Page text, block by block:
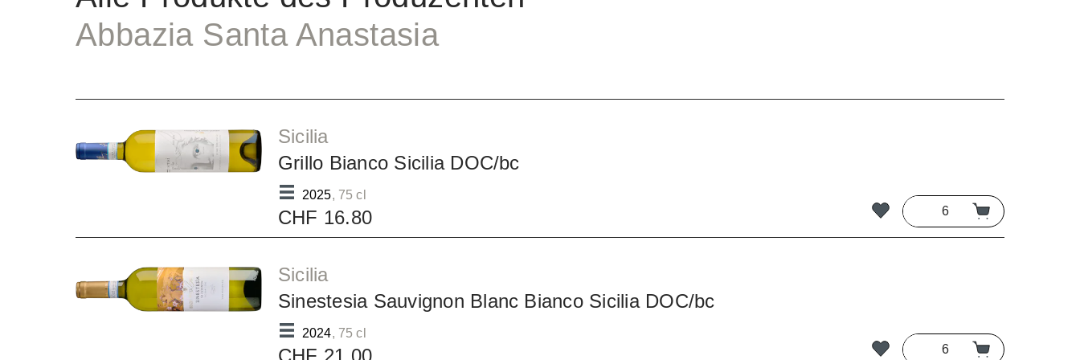
Abbazia Santa Anastasia
Sicilia
Grillo Bianco Sicilia DOC/bc
2025, 75 cl
CHF 16.80
Sicilia
Sinestesia Sauvignon Blanc Bianco Sicilia DOC/bc
2024, 75 cl
CHF 21.00